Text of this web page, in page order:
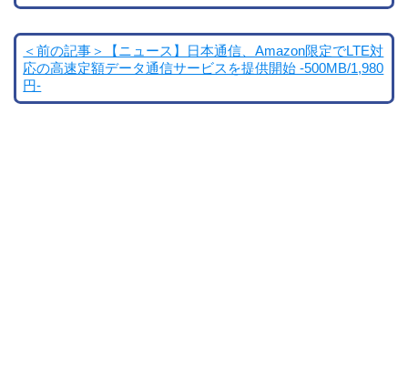
＜前の記事＞【ニュース】日本通信、Amazon限定でLTE対
応の高速定額データ通信サービスを提供開始 -500MB/1,980
円-